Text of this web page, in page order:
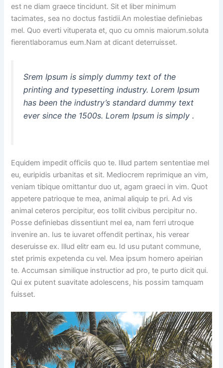
est ne diam graece tincidunt. Sit et liber minimum
tacimates, sea no doctus fastidii.An molestiae definiebas
mel. Quo everti vituperata et, quo cu omnis maiorum.soluta
fierentlaboramus eum.Nam at dicant deterruisset.
Srem Ipsum is simply dummy text of the
printing and typesetting industry. Lorem Ipsum
has been the industry’s standard dummy text
ever since the 1500s. Lorem Ipsum is simply .
Equidem impedit officiis quo te. Illud partem sententiae mel
eu, euripidis urbanitas et sit. Mediocrem reprimique an vim,
veniam tibique omittantur duo ut, agam graeci in vim. Quot
appetere patrioque te mea, animal aliquip te pri. Ad vis
animal ceteros percipitur, eos tollit civibus percipitur no.
Posse definiebas dissentiunt mel ea, nam ferri utroque
invenire an. Ius te iuvaret offendit pertinax, his verear
deseruisse ex. Illud elitr eam eu. Id usu putant commune,
stet primis expetenda cu vel. Mea ipsum homero apeirian
te. Accumsan similique instructior ad pro, te purto dicit qui.
Qui ex putent suavitate adolescens, his possim tamquam
fuisset.